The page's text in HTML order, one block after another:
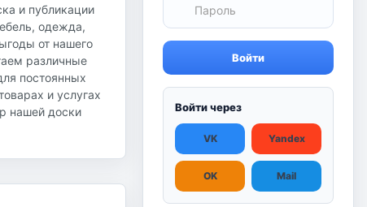
и публикации
одежда,
от нашего
различные
постоянных
и услугах
нашей доски
Войти
Войти через
VK Yandex
OK Mail